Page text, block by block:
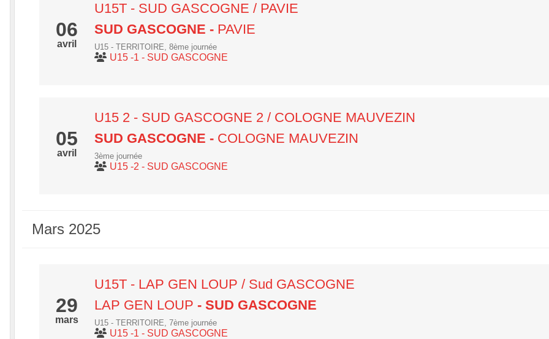
06
avril
U15T - SUD GASCOGNE / PAVIE
SUD GASCOGNE - PAVIE
U15 - TERRITOIRE, 8ème journée
U15 -1 - SUD GASCOGNE
05
avril
U15 2 - SUD GASCOGNE 2 / COLOGNE MAUVEZIN
SUD GASCOGNE - COLOGNE MAUVEZIN
3ème journée
U15 -2 - SUD GASCOGNE
Mars 2025
29
mars
U15T - LAP GEN LOUP / Sud GASCOGNE
LAP GEN LOUP - SUD GASCOGNE
U15 - TERRITOIRE, 7ème journée
U15 -1 - SUD GASCOGNE